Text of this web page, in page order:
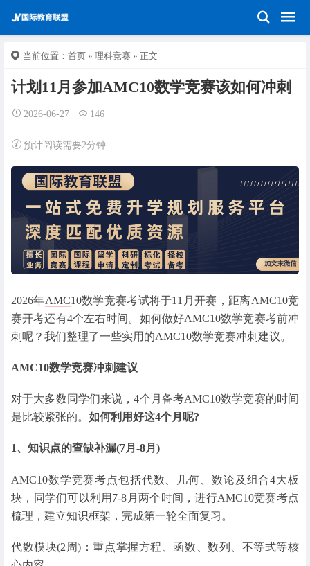
当前位置： 首页 » 理科竞赛 » 正文
计划11月参加AMC10数学竞赛该如何冲刺
2026-06-27 146
预计阅读需要2分钟
2026年AMC10数学竞赛考试将于11月开赛，距离AMC10竞
赛开考还有4个左右时间。如何做好AMC10数学竞赛考前冲
刺呢？我们整理了一些实用的AMC10数学竞赛冲刺建议。
AMC10数学竞赛冲刺建议
对于大多数同学们来说，4个月备考AMC10数学竞赛的时间
是比较紧张的。 如何利用好这4个月呢?
1、知识点的查缺补漏(7月-8月)
AMC10数学竞赛考点包括代数、几何、数论及组合4大板
块，同学们可以利用7-8月两个时间，进行AMC10竞赛考点
梳理，建立知识框架，完成第一轮全面复习。
代数模块(2周)：重点掌握方程、函数、数列、不等式等核